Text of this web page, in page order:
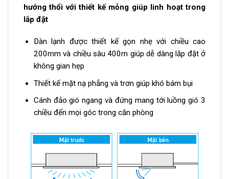
hướng thổi với thiết kế mỏng giúp linh hoạt trong
lắp đặt
Dàn lạnh được thiết kế gọn nhẹ với chiều cao
200mm và chiều sâu 400m giúp dễ dàng lắp đặt ở
không gian hẹp
Thiết kế mặt nạ phẳng và trơn giúp khó bám bụi
Cánh đảo gió ngang và đứng mang tới luồng gió 3
chiều đến mọi góc trong căn phòng